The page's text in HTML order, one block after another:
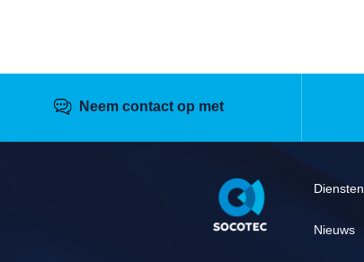
Neem contact op met
Pied
de
page
Diensten
Nieuws